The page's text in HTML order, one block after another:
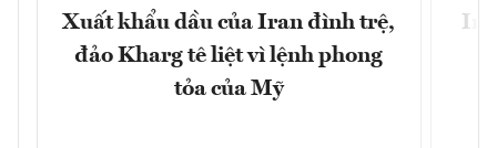
Xuất khẩu dầu của Iran đình trệ,
đảo Kharg tê liệt vì lệnh phong
tỏa của Mỹ